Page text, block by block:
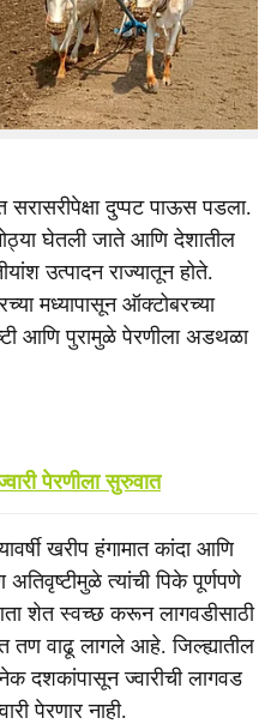
पाण्याखाली गेल्याने
पेरणी खोळंबली आहे. शेतकरी आता
यांसारख्या इतर पिकांकडे
शेतकऱ्यांसाठी हे संकट दुहेरी
सरासरीपेक्षा दुप्पट पाऊस पडला.
मोठ्या घेतली जाते आणि देशातील
उत्पादन राज्यातून होते.
मध्यापासून ऑक्टोबरच्या
आणि पुरामुळे पेरणीला अडथळा
पेरणीला सुरुवात
खरीप हंगामात कांदा आणि
त्यांची पिके पूर्णपणे
शेत स्वच्छ करून लागवडीसाठी
तण वाढू लागले आहे. जिल्ह्यातील
दशकांपासून ज्वारीची लागवड
पेरणार नाही.